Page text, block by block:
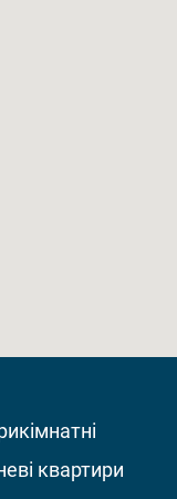
квартири